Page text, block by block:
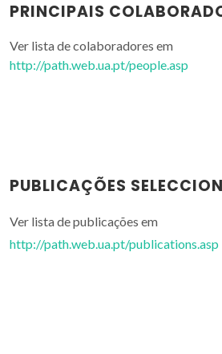
PRINCIPAIS
Ver lista de colaboradores em
http://path.web.ua.pt/people.asp
PUBLICAÇÕES
Ver lista de publicações em
http://path.web.ua.pt/publications.asp